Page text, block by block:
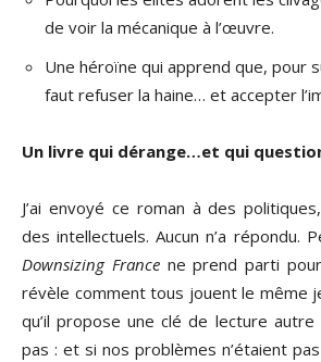
de voir la mécanique à l’œuvre.
Une héroïne qui apprend que, pour
faut refuser la haine… et accepter
Un livre qui dérange…et qui
J’ai envoyé ce roman à des
des intellectuels. Aucun n’a répondu.
Downsizing Francene prend parti pour
révèle comment tous jouent le même
qu’il propose une clé de lecture autre
pas : et si nos problèmes n’étaient